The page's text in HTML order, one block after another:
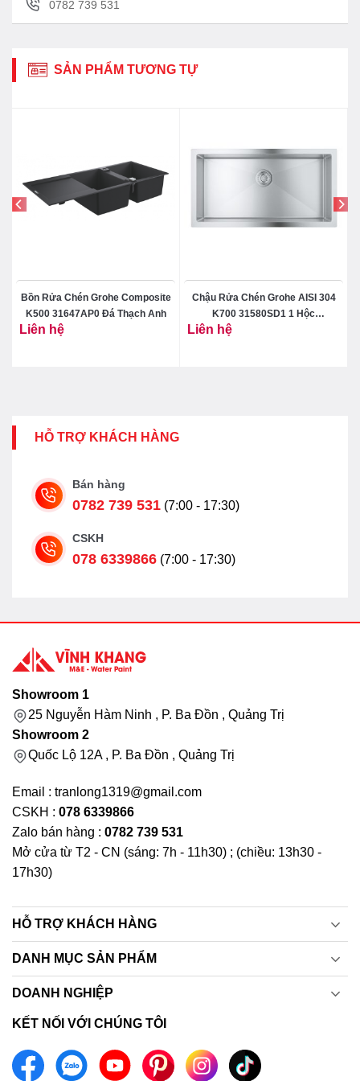
Sản phẩm chính hãng được cung cấp tại đại lý
0782 739 531
SẢN PHẨM TƯƠNG TỰ
Bồn Rửa Chén Grohe Composite
K500 31647AP0 Đá Thạch Anh
Liên hệ
Chậu Rửa Chén Grohe AISI 304
K700 31580SD1 1 Hộc
Liên hệ
HỖ TRỢ KHÁCH HÀNG
Bán hàng
0782 739 531 (7:00 - 17:30)
CSKH
078 6339866 (7:00 - 17:30)
Showroom 1
25 Nguyễn Hàm Ninh , P. Ba Đồn , Quảng Trị
Showroom 2
Quốc Lộ 12A , P. Ba Đồn , Quảng Trị
Email : tranlong1319@gmail.com
CSKH : 078 6339866
Zalo bán hàng : 0782 739 531
Mở cửa từ T2 - CN (sáng: 7h - 11h30) ; (chiều: 13h30 -
17h30)
HỖ TRỢ KHÁCH HÀNG
DANH MỤC SẢN PHẨM
DOANH NGHIỆP
KẾT NỐI VỚI CHÚNG TÔI